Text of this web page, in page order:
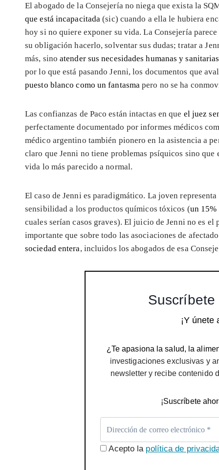
El abogado de la Consejería no niega que exista la
que está incapacitada (sic) cuando a ella le hubiera
hoy si no quiere exponer su vida. La Consejería
su obligación hacerlo, solventar sus dudas; tratar a
más, sinoatender sus necesidades humanas y sanitarias
por lo que está pasando Jenni, los documentos que
puesto blanco como un fantasma pero no se ha
Las confianzas de Paco están intactas en que el juez
perfectamente documentado por informes médicos
médico argentino también pionero en la asistencia a
claro que Jenni no tiene problemas psíquicos sino
vida lo más parecido a normal.
El caso de Jenni es paradigmático. La joven
sensibilidad a los productos químicos tóxicos (un 15%
cuales serían casos graves). El juicio de Jenni no es
importante que sobre todo las asociaciones de
sociedad entera, incluidos los abogados de esa
Suscríbete
¡Y únete
¿Te apasiona la salud, la
investigaciones exclusivas y
newsletter y recibe contenido
¡Suscríbete
Acepto la política de